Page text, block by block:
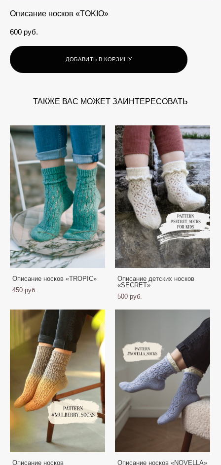
Описание носков «TOKIO»
600 pуб.
ДОБАВИТЬ В КОРЗИНУ
ТАКЖЕ ВАС МОЖЕТ ЗАИНТЕРЕСОВАТЬ
Описание носков «TROPIC»
450 pуб.
Описание детских носков
«SECRET»
500 pуб.
Описание носков
Описание носков «NOVELLA»